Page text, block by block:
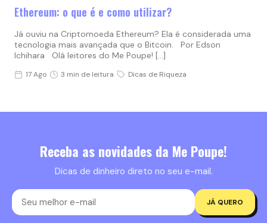
Ethereum: o que é e como utilizar?
Já ouviu na Criptomoeda Ethereum? Ela é considerada uma
tecnologia mais avançada que o Bitcoin. Por Edson
Ichihara Olá leitores do Me Poupe! […]
17 Ago 3 min de leitura Dicas de Riqueza
Receba as novidades da Me Poupe!
Dicas de dinheiro direto no seu e-mail.
JÁ QUERO